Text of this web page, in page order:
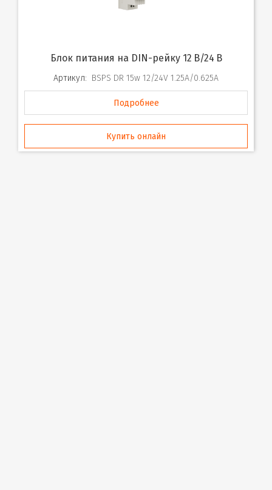
Блок питания на DIN-рейку 12 В/24 В
Артикул: BSPS DR 15w 12/24V 1.25A/0.625A
Подробнее
Купить онлайн